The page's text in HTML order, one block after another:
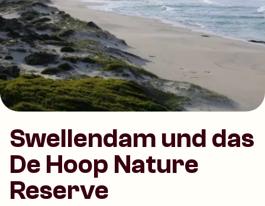
Swellendam und das
De Hoop Nature
Reserve